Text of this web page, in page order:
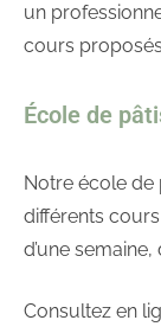
un
cours
École de
Notre école de
différents
d’une semaine,
Consultez en